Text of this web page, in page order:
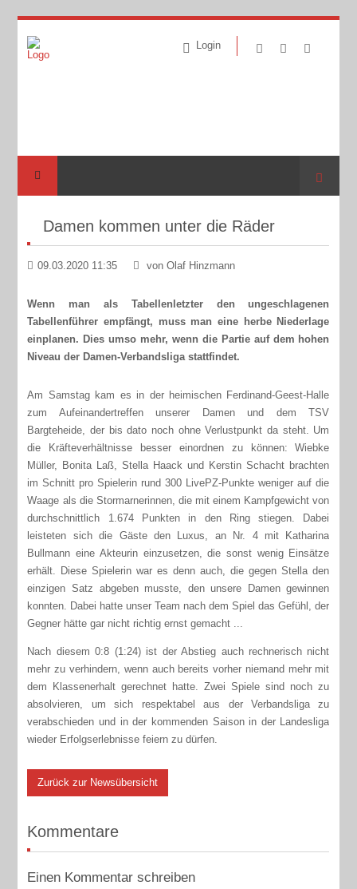
Login
Suche
Damen kommen unter die Räder
09.03.2020 11:35 von Olaf Hinzmann
Wenn man als Tabellenletzter den ungeschlagenen
Tabellenführer empfängt, muss man eine herbe Niederlage
einplanen. Dies umso mehr, wenn die Partie auf dem hohen
Niveau der Damen-Verbandsliga stattfindet.
Am Samstag kam es in der heimischen Ferdinand-Geest-Halle
zum Aufeinandertreffen unserer Damen und dem TSV
Bargteheide, der bis dato noch ohne Verlustpunkt da steht. Um
die Kräfteverhältnisse besser einordnen zu können: Wiebke
Müller, Bonita Laß, Stella Haack und Kerstin Schacht brachten
im Schnitt pro Spielerin rund 300 LivePZ-Punkte weniger auf die
Waage als die Stormarnerinnen, die mit einem Kampfgewicht von
durchschnittlich 1.674 Punkten in den Ring stiegen. Dabei
leisteten sich die Gäste den Luxus, an Nr. 4 mit Katharina
Bullmann eine Akteurin einzusetzen, die sonst wenig Einsätze
erhält. Diese Spielerin war es denn auch, die gegen Stella den
einzigen Satz abgeben musste, den unsere Damen gewinnen
konnten. Dabei hatte unser Team nach dem Spiel das Gefühl, der
Gegner hätte gar nicht richtig ernst gemacht ...
Nach diesem 0:8 (1:24) ist der Abstieg auch rechnerisch nicht
mehr zu verhindern, wenn auch bereits vorher niemand mehr mit
dem Klassenerhalt gerechnet hatte. Zwei Spiele sind noch zu
absolvieren, um sich respektabel aus der Verbandsliga zu
verabschieden und in der kommenden Saison in der Landesliga
wieder Erfolgserlebnisse feiern zu dürfen.
Zurück zur Newsübersicht
Kommentare
Einen Kommentar schreiben